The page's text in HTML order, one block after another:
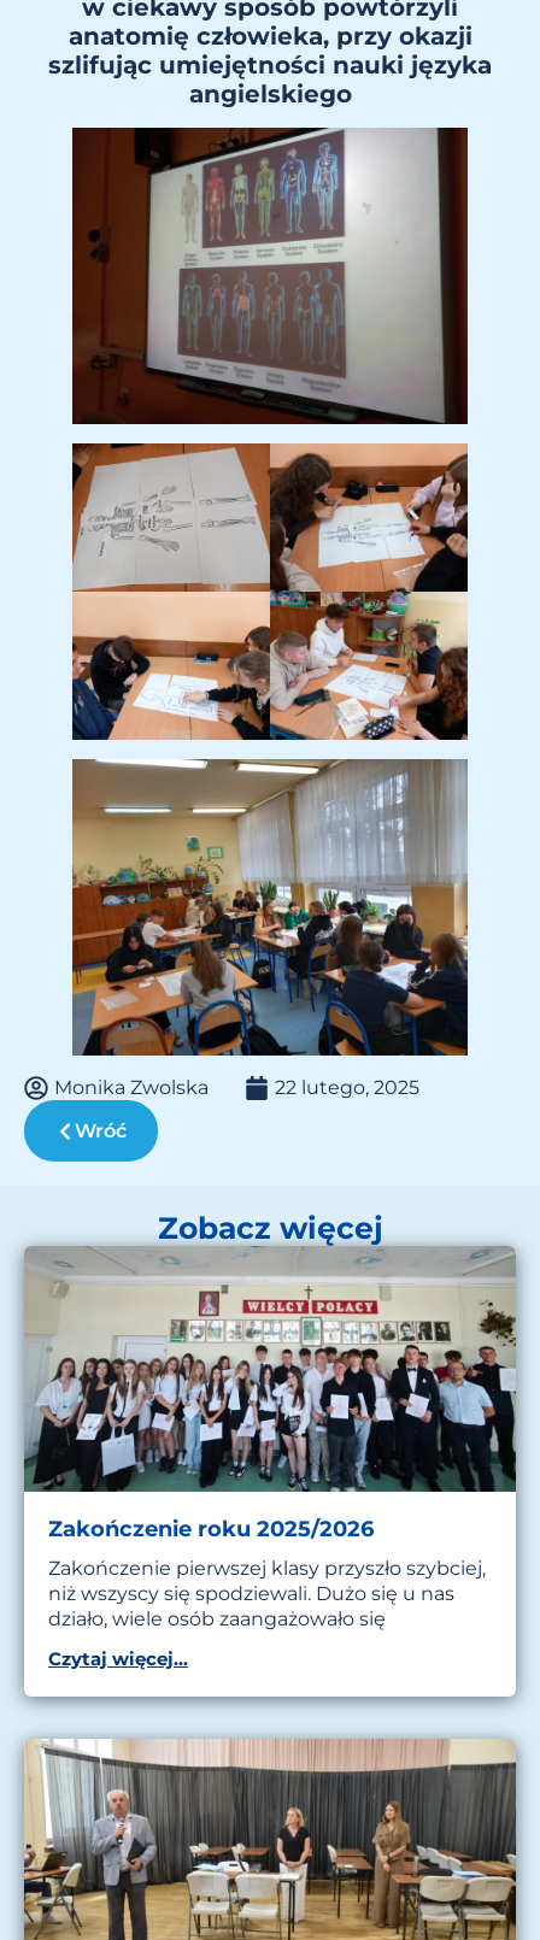
w ciekawy sposób powtórzyli
anatomię człowieka, przy okazji
szlifując umiejętności nauki języka
angielskiego
Monika Zwolska
22 lutego, 2025
Wróć
Zobacz więcej
Zakończenie roku 2025/2026
Zakończenie pierwszej klasy przyszło szybciej,
niż wszyscy się spodziewali. Dużo się u nas
działo, wiele osób zaangażowało się
Czytaj więcej...